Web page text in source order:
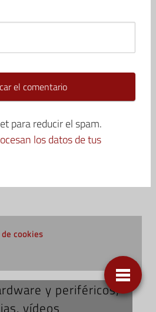
para reducir el spam.
los datos de tus
cookies
y periféricos;
vídeos